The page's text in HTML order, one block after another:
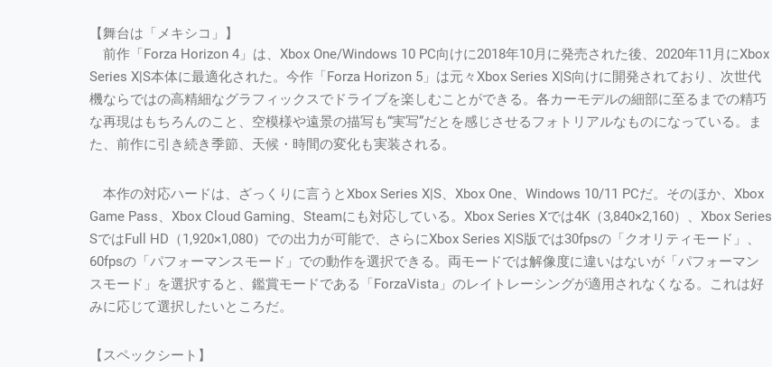
【舞台は「メキシコ」】
前作「Forza Horizon 4」は、Xbox One/Windows 10 PC向けに2018年10月に発売された後、2020年11月にXbox
Series X|S本体に最適化された。今作「Forza Horizon 5」は元々Xbox Series X|S向けに開発されており、次世代
機ならではの高精細なグラフィックスでドライブを楽しむことができる。各カーモデルの細部に至るまでの精巧
な再現はもちろんのこと、空模様や遠景の描写も“実写”だとを感じさせるフォトリアルなものになっている。ま
た、前作に引き続き季節、天候・時間の変化も実装される。
本作の対応ハードは、ざっくりに言うとXbox Series X|S、Xbox One、Windows 10/11 PCだ。そのほか、Xbox
Game Pass、Xbox Cloud Gaming、Steamにも対応している。Xbox Series Xでは4K（3,840×2,160）、Xbox Series
SではFull HD（1,920×1,080）での出力が可能で、さらにXbox Series X|S版では30fpsの「クオリティモード」、
60fpsの「パフォーマンスモード」での動作を選択できる。両モードでは解像度に違いはないが「パフォーマン
スモード」を選択すると、鑑賞モードである「ForzaVista」のレイトレーシングが適用されなくなる。これは好
みに応じて選択したいところだ。
【スペックシート】